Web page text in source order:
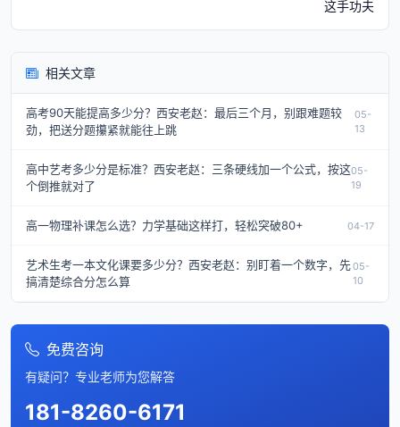
这手功夫
相关文章
高考90天能提高多少分？西安老赵：最后三个月，别跟难题较
劲，把送分题攥紧就能往上跳
05-
13
高中艺考多少分是标准？西安老赵：三条硬线加一个公式，按这
个倒推就对了
05-
19
高一物理补课怎么选？力学基础这样打，轻松突破80+ 04-17
艺术生考一本文化课要多少分？西安老赵：别盯着一个数字，先
搞清楚综合分怎么算
05-
10
免费咨询
有疑问？专业老师为您解答
181-8260-6171